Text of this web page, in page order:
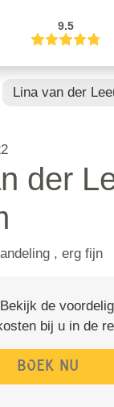
9.5
Lina van der
der
, erg fijn
Bekijk de
bij u in de